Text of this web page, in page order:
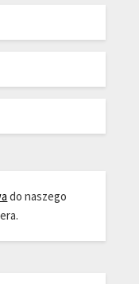
do naszego